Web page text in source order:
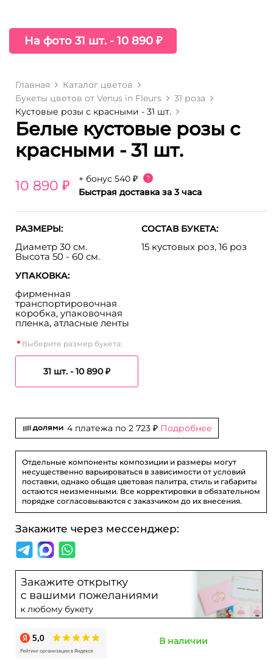
На фото 31 шт. - 10 890 ₽
Главная
Каталог цветов
Букеты цветов от Venus in Fleurs
31 роза
Кустовые розы с красными - 31 шт.
Белые кустовые розы с
красными - 31 шт.
10 890 ₽ + бонус 540 ₽ ?
Быстрая доставка за 3 часа
РАЗМЕРЫ:
Диаметр 30 см.
Высота 50 - 60 см.
СОСТАВ БУКЕТА:
15 кустовых роз, 16 роз
УПАКОВКА:
фирменная
транспортировочная
коробка, упаковочная
пленка, атласные ленты
Выберите размер букета:
31 шт. -10 890 ₽
4 платежа по 2 723 ₽ Подробнее
Отдельные компоненты композиции и размеры могут
несущественно варьироваться в зависимости от условий
поставки, однако общая цветовая палитра, стиль и габариты
остаются неизменными. Все корректировки в обязательном
порядке согласовываются с заказчиком до их внесения.
Закажите через мессенджер:
В наличии